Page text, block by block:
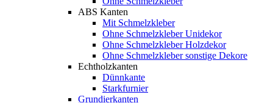
ABS Kanten
Mit Schmelzkleber
Ohne Schmelzkleber Unidekor
Ohne Schmelzkleber Holzdekor
Ohne Schmelzkleber sonstige Dekore
Echtholzkanten
Dünnkante
Starkfurnier
Grundierkanten